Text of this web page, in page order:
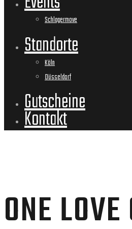
Schlagermove
Standorte
Köln
Düsseldorf
Gutscheine
Kontakt
ONE